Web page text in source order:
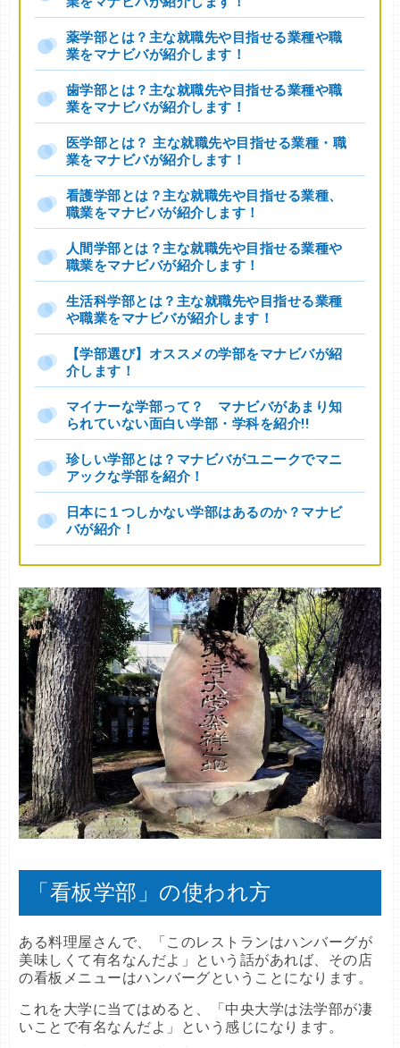
薬学部とは？主な就職先や目指せる業種や職
業をマナビバが紹介します！
歯学部とは？主な就職先や目指せる業種や職
業をマナビバが紹介します！
医学部とは？ 主な就職先や目指せる業種・職
業をマナビバが紹介します！
看護学部とは？主な就職先や目指せる業種、
職業をマナビバが紹介します！
人間学部とは？主な就職先や目指せる業種や
職業をマナビバが紹介します！
生活科学部とは？主な就職先や目指せる業種
や職業をマナビバが紹介します！
【学部選び】オススメの学部をマナビバが紹
介します！
マイナーな学部って？ マナビバがあまり知
られていない面白い学部・学科を紹介!!
珍しい学部とは？マナビバがユニークでマニ
アックな学部を紹介！
日本に１つしかない学部はあるのか？マナビ
バが紹介！
「看板学部」の使われ方
ある料理屋さんで、「このレストランはハンバーグが
美味しくて有名なんだよ」という話があれば、その店
の看板メニューはハンバーグということになります。
これを大学に当てはめると、「中央大学は法学部が凄
いことで有名なんだよ」という感じになります。